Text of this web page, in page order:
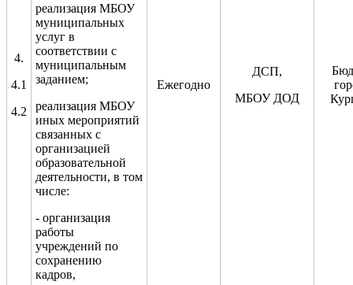
4.
4.1
4.2
реализация МБОУ
муниципальных
услуг в
соответствии с
муниципальным
заданием;
реализация МБОУ
иных мероприятий
связанных с
организацией
образовательной
деятельности, в том
числе:
- организация
работы
учреждений по
сохранению
кадров,
Ежегодно
ДСП,
МБОУ ДОД